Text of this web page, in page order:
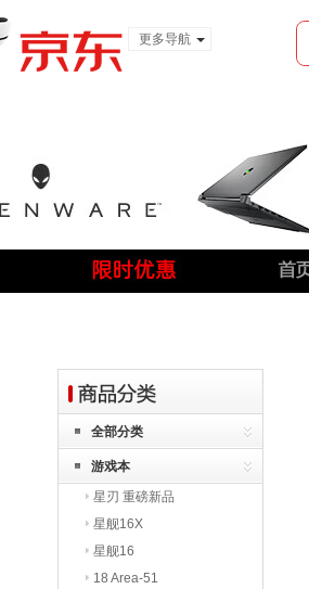
更多导航
全部分类
游戏本
星刃 重磅新品
星舰16X
星舰16
18 Area-51